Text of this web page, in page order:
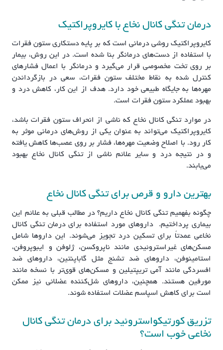
درمان تنگی کانال نخاع با کایروپراکتیک
کایروپراکتیک روشی درمانی است که بر پایه دستکاری ستون فقرات
با استفاده از دست‌های درمانگر بنا شده است. در این روش، بیمار
بر روی تخت مخصوصی قرار می‌گیرد و درمانگر با اعمال فشارهای
کنترل شده به نقاط مختلف ستون فقرات، سعی در بازگرداندن
مهره‌ها به جایگاه طبیعی خود دارد. هدف از این کار، کاهش درد و
بهبود عملکرد ستون فقرات است.
در موارد تنگی کانال نخاع که ناشی از انحراف ستون فقرات باشد،
کایروپراکتیک می‌تواند به عنوان یکی از روش‌های درمانی موثر به
کار رود. با اصلاح وضعیت مهره‌ها، فشار بر روی عصب‌ها کاهش یافته
و در نتیجه درد و سایر علائم ناشی از تنگی کانال نخاع بهبود
می‌یابند.
بهترین دارو و قرص برای تنگی کانال نخاع
چگونه بفهمیم تنگی کانال نخاع داریم؟ در مطالب قبلی به علائم این
بیماری پرداختیم. داروهای مورد استفاده برای درمان تنگی کانال
نخاعی عمدتاً برای تسکین درد تجویز می‌شوند. این داروها شامل
مسکن‌های غیراستروئیدی مانند ناپروکسن، ژلوفن و ایبوپروفن،
استامینوفن، داروهای ضد تشنج مثل گاباپنتین، داروهای ضد
افسردگی مانند آمی تریپتیلین و مسکن‌های قوی‌تر با نسخه مانند
مورفین هستند. همچنین، داروهای شل‌کننده عضلانی نیز ممکن
است برای کاهش اسپاسم عضلات استفاده شوند.
تزریق کورتیکواستروئید برای درمان تنگی کانال
نخاعی خوب است؟